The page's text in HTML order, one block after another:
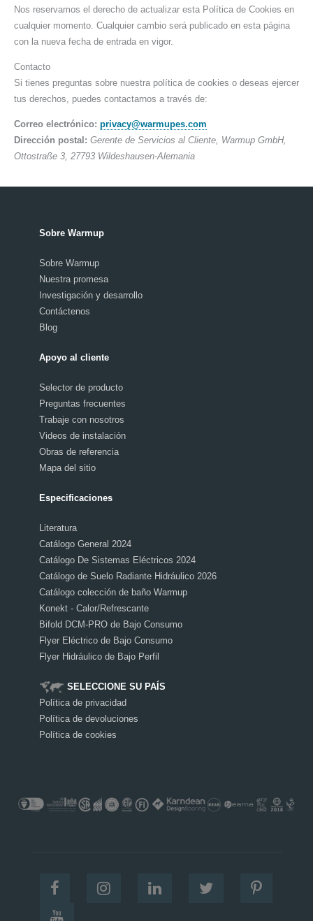
Nos reservamos el derecho de actualizar esta Política de Cookies en
cualquier momento. Cualquier cambio será publicado en esta página
con la nueva fecha de entrada en vigor.
Contacto
Si tienes preguntas sobre nuestra política de cookies o deseas ejercer
tus derechos, puedes contactarnos a través de:
Correo electrónico: privacy@warmupes.com
Dirección postal: Gerente de Servicios al Cliente, Warmup GmbH,
Ottostraße 3, 27793 Wildeshausen-Alemania
Sobre Warmup
Sobre Warmup
Nuestra promesa
Investigación y desarrollo
Contáctenos
Blog
Apoyo al cliente
Selector de producto
Preguntas frecuentes
Trabaje con nosotros
Videos de instalación
Obras de referencia
Mapa del sitio
Especificaciones
Literatura
Catálogo General 2024
Catálogo De Sistemas Eléctricos 2024
Catálogo de Suelo Radiante Hidráulico 2026
Catálogo colección de baño Warmup
Konekt - Calor/Refrescante
Bifold DCM-PRO de Bajo Consumo
Flyer Eléctrico de Bajo Consumo
Flyer Hidráulico de Bajo Perfil
SELECCIONE SU PAÍS
Política de privacidad
Política de devoluciones
Política de cookies